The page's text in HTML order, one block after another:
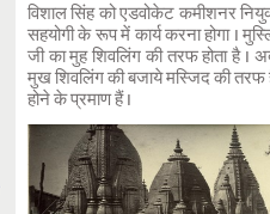
विशाल सिंह को एडवोकेट कमीशनर
सहयोगी के रूप में कार्य करना होगा I
जी का मुह शिवलिंग की तरफ होता है I
मुख शिवलिंग की बजाये मस्जिद की तरफ
होने के प्रमाण हैं I